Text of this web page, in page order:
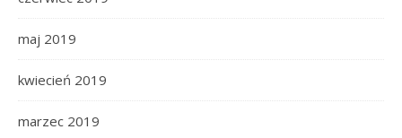
maj 2019
kwiecień 2019
marzec 2019